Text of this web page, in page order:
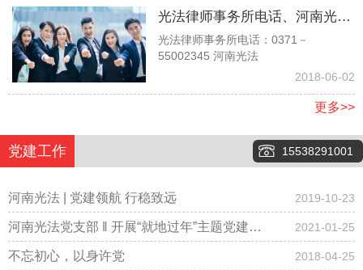
光法律师事务所电话、河南光法
律师事务所电话、郑州光法律师
事务所电话037155002345
光法律师事务所电话：0371－
55002345 河南光法
2018-06-02
更多>>
党建工作 15538291001
河南光法 | 党建领航 行稳致远 2019-10-23
河南光法党支部 ‖ 开展“就地过年”主题党建会
议，倡导春节期间少聚集、“云拜年”！
2021-01-25
不忘初心，以身许党 2018-04-25